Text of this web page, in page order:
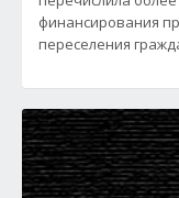
финансирования
переселения